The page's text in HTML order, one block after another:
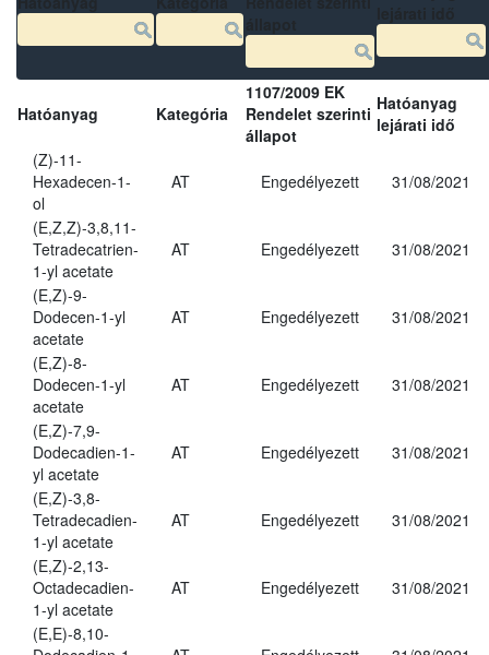
Hatóanyag Kategória
1107/2009 EK
Rendelet szerinti
állapot
Hatóanyag
lejárati idő
(Z)-11-
Hexadecen-1-
ol
AT Engedélyezett 31/08/2021
(E,Z,Z)-3,8,11-
Tetradecatrien-
1-yl acetate
AT Engedélyezett 31/08/2021
(E,Z)-9-
Dodecen-1-yl
acetate
AT Engedélyezett 31/08/2021
(E,Z)-8-
Dodecen-1-yl
acetate
AT Engedélyezett 31/08/2021
(E,Z)-7,9-
Dodecadien-1-
yl acetate
AT Engedélyezett 31/08/2021
(E,Z)-3,8-
Tetradecadien-
1-yl acetate
AT Engedélyezett 31/08/2021
(E,Z)-2,13-
Octadecadien-
1-yl acetate
AT Engedélyezett 31/08/2021
(E,E)-8,10-